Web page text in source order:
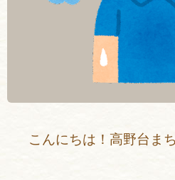
こんにちは！高野台ま